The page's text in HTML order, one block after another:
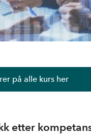
på alle kurs her
etter